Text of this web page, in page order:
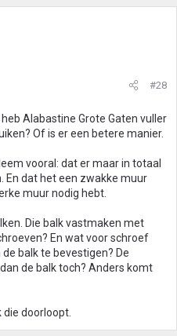
#28
Alabastine Grote Gaten vuller
Of is er een betere manier.
vooral: dat er maar in totaal
En dat het een zwakke muur
muur nodig hebt.
Die balk vastmaken met
En wat voor schroef
balk te bevestigen? De
de balk toch? Anders komt
die doorloopt.